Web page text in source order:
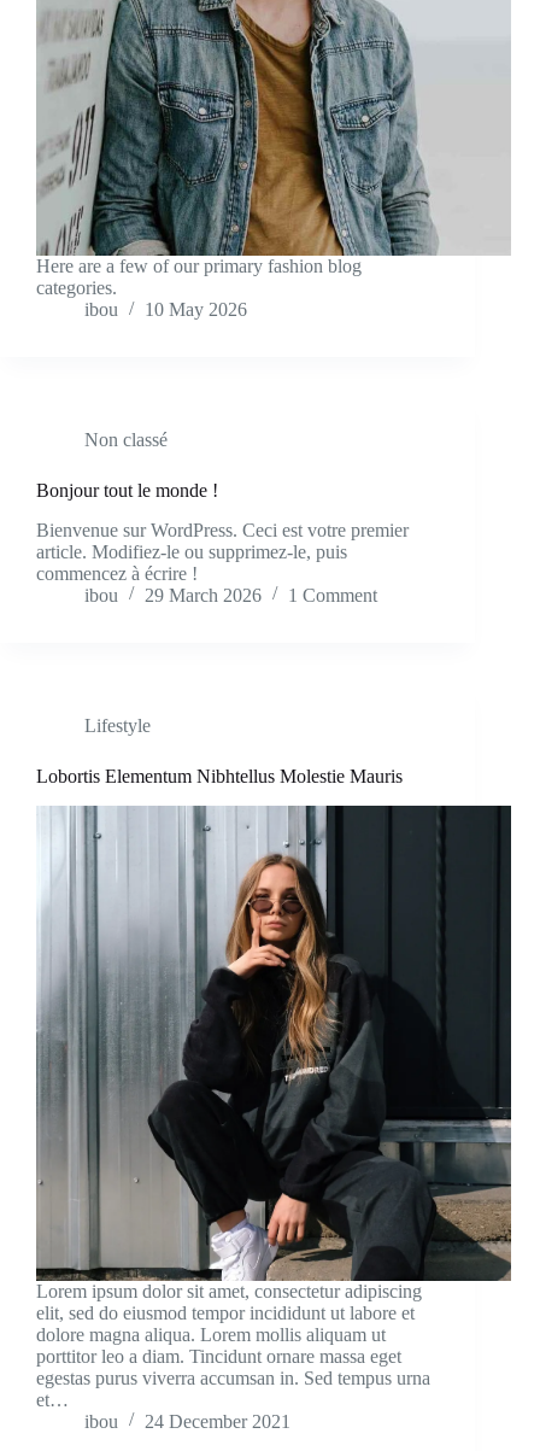
Here are a few of our primary fashion blog
categories.
ibou
10 May 2026
Non classé
Bonjour tout le monde !
Bienvenue sur WordPress. Ceci est votre premier
article. Modifiez-le ou supprimez-le, puis
commencez à écrire !
ibou
29 March 2026 1 Comment
Lifestyle
Lobortis Elementum Nibhtellus Molestie Mauris
Lorem ipsum dolor sit amet, consectetur adipiscing
elit, sed do eiusmod tempor incididunt ut labore et
dolore magna aliqua. Lorem mollis aliquam ut
porttitor leo a diam. Tincidunt ornare massa eget
egestas purus viverra accumsan in. Sed tempus urna
et…
ibou
24 December 2021